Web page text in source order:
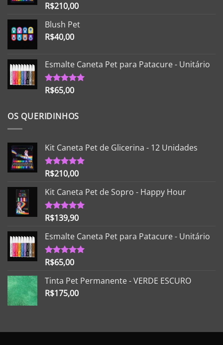
Avaliação
R$210,00
Blush Pet
R$40,00
Esmalte Caneta Pet para Patacure - Unitário
Avaliação
R$65,00
OS QUERIDINHOS
Kit Caneta Pet de Glicerina - 12 Unidades
Avaliação
R$210,00
Kit Caneta Pet de Sopro - Happy Hour
Avaliação
R$139,90
Esmalte Caneta Pet para Patacure - Unitário
Avaliação
R$65,00
Tinta Pet Permanente - VERDE ESCURO
R$175,00